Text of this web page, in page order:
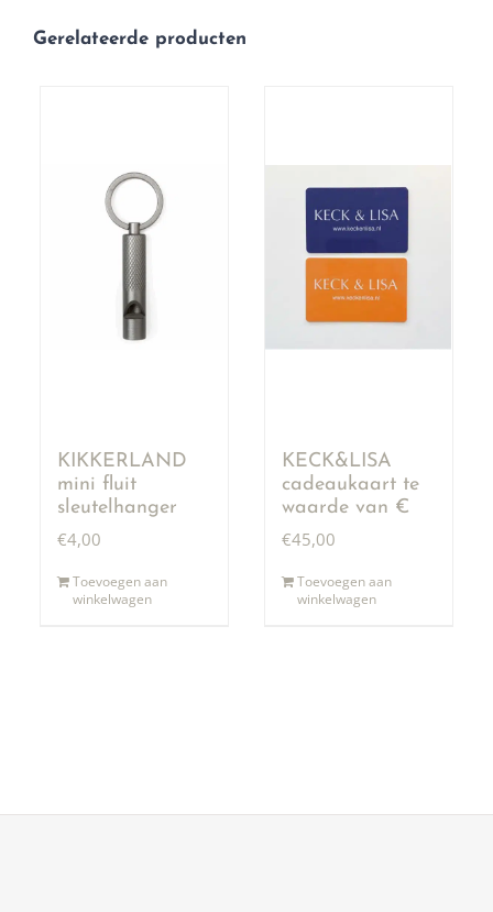
Gerelateerde producten
KIKKERLAND
mini fluit
sleutelhanger
€4,00
Toevoegen aan
winkelwagen
KECK&LISA
cadeaukaart te
waarde van €
50,00
€45,00
Toevoegen aan
winkelwagen